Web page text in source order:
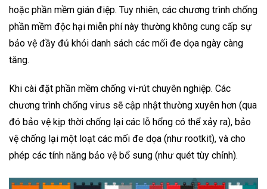
hoặc phần mềm gián điệp. Tuy nhiên, các chương trình chống
phần mềm độc hại miễn phí này thường không cung cấp sự
bảo vệ đầy đủ khỏi danh sách các mối đe dọa ngày càng
tăng.
Khi cài đặt phần mềm chống vi-rút chuyên nghiệp. Các
chương trình chống virus sẽ cập nhật thường xuyên hơn (qua
đó bảo vệ kịp thời chống lại các lỗ hổng có thể xảy ra), bảo
vệ chống lại một loạt các mối đe dọa (như rootkit), và cho
phép các tính năng bảo vệ bổ sung (như quét tùy chỉnh).